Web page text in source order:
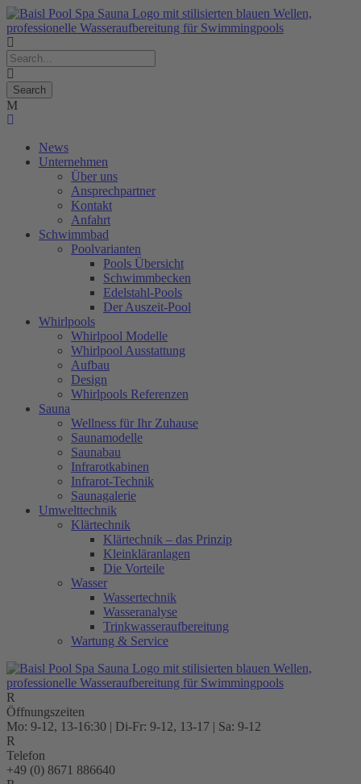
News
Unternehmen
Über uns
Ansprechpartner
Kontakt
Anfahrt
Schwimmbad
Poolvarianten
Pools Übersicht
Schwimmbecken
Edelstahl-Pools
Der Auszeit-Pool
Whirlpools
Whirlpool Modelle
Whirlpool Ausstattung
Aufbau
Design
Whirlpools Referenzen
Sauna
Wellness für Ihr Zuhause
Saunamodelle
Saunabau
Infrarotkabinen
Infrarot-Technik
Saunagalerie
Umwelttechnik
Klärtechnik
Klärtechnik – das Prinzip
Kleinkläranlagen
Die Vorteile
Wasser
Wassertechnik
Wasseranalyse
Trinkwasseraufbereitung
Wartung & Service
Öffnungszeiten
Mo: 9-12, 13-16:30 | Di-Fr: 9-12, 13-17 | Sa: 9-12
Telefon
+49 (0) 8671 886640